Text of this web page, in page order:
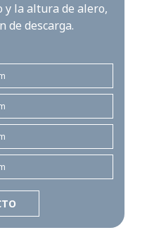
y la altura de alero,
de descarga.